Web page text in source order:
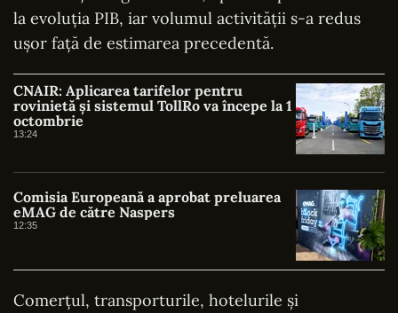
la evoluția PIB, iar volumul activității s-a redus
ușor față de estimarea precedentă.
CNAIR: Aplicarea tarifelor pentru
rovinietă și sistemul TollRo va începe la 1
octombrie
13:24
Comisia Europeană a aprobat preluarea
eMAG de către Naspers
12:35
Comerțul, transporturile, hotelurile și